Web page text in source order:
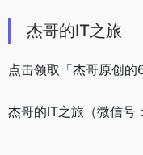
杰哥的IT之旅
点击领取「杰哥原创
杰哥的IT之旅（微信号